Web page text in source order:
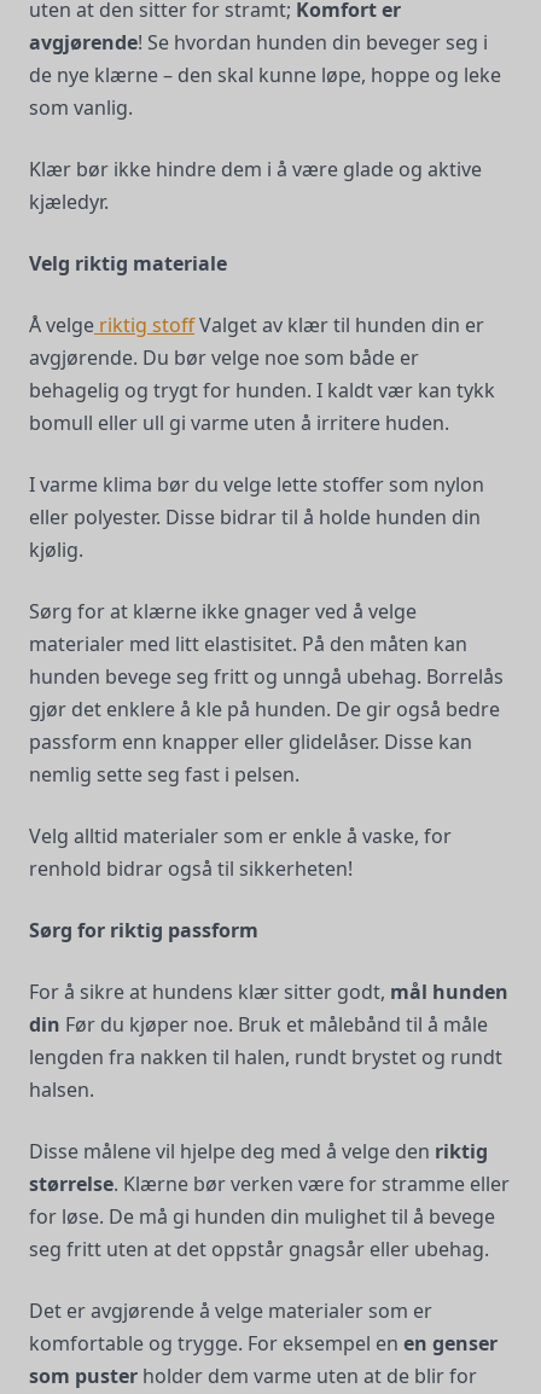
uten at den sitter for stramt; Komfort er
avgjørende! Se hvordan hunden din beveger seg i
de nye klærne – den skal kunne løpe, hoppe og leke
som vanlig.
Klær bør ikke hindre dem i å være glade og aktive
kjæledyr.
Velg riktig materiale
Å velge riktig stoffValget av klær til hunden din er
avgjørende. Du bør velge noe som både er
behagelig og trygt for hunden. I kaldt vær kan tykk
bomull eller ull gi varme uten å irritere huden.
I varme klima bør du velge lette stoffer som nylon
eller polyester. Disse bidrar til å holde hunden din
kjølig.
Sørg for at klærne ikke gnager ved å velge
materialer med litt elastisitet. På den måten kan
hunden bevege seg fritt og unngå ubehag. Borrelås
gjør det enklere å kle på hunden. De gir også bedre
passform enn knapper eller glidelåser. Disse kan
nemlig sette seg fast i pelsen.
Velg alltid materialer som er enkle å vaske, for
renhold bidrar også til sikkerheten!
Sørg for riktig passform
For å sikre at hundens klær sitter godt, mål hunden
din Før du kjøper noe. Bruk et målebånd til å måle
lengden fra nakken til halen, rundt brystet og rundt
halsen.
Disse målene vil hjelpe deg med å velge den riktig
størrelse. Klærne bør verken være for stramme eller
for løse. De må gi hunden din mulighet til å bevege
seg fritt uten at det oppstår gnagsår eller ubehag.
Det er avgjørende å velge materialer som er
komfortable og trygge. For eksempel en en genser
som puster holder dem varme uten at de blir for